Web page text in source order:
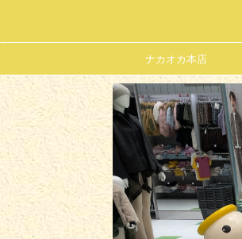
ナカオカ本店